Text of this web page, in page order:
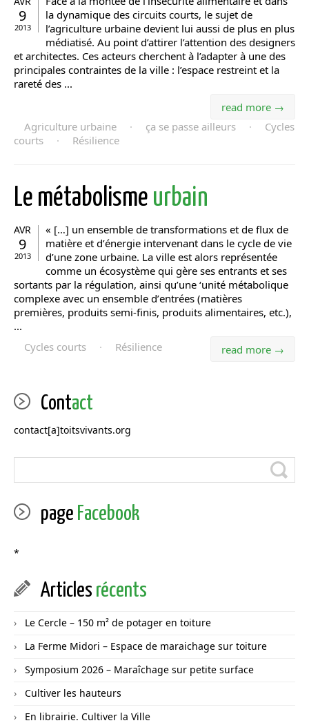
9
2013
la dynamique des circuits courts, le sujet de
l’agriculture urbaine devient lui aussi de plus en plus
médiatisé. Au point d’attirer l’attention des designers
et architectes. Ces acteurs cherchent à l’adapter à une des
principales contraintes de la ville : l’espace restreint et la
rareté des ...
read more →
Agriculture urbaine
· ça se passe ailleurs ·
Cycles
courts
· Résilience
Le métabolisme urbain
AVR
9
2013
« […] un ensemble de transformations et de flux de
matière et dʼénergie intervenant dans le cycle de vie
dʼune zone urbaine. La ville est alors représentée
comme un écosystème qui gère ses entrants et ses
sortants par la régulation, ainsi qu’une ‘unité métabolique
complexe avec un ensemble dʼentrées (matières
premières, produits semi-finis, produits alimentaires, etc.),
...
read more →
Cycles courts · Résilience
Contact
contact[a]toitsvivants.org
page Facebook
*
Articles récents
Le Cercle – 150 m² de potager en toiture
La Ferme Midori – Espace de maraichage sur toiture
Symposium 2026 – Maraîchage sur petite surface
Cultiver les hauteurs
En librairie. Cultiver la Ville